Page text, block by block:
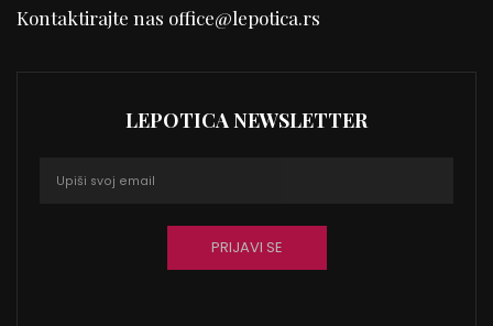
Kontaktirajte nas office@lepotica.rs
LEPOTICA NEWSLETTER